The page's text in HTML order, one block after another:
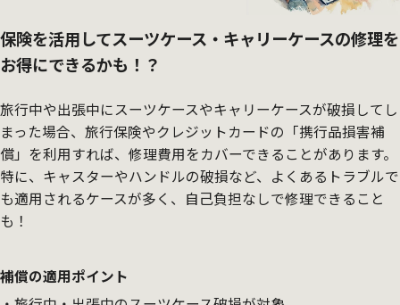
保険を活用してスーツケース・キャリーケースの修理を
お得にできるかも！？
旅行中や出張中にスーツケースやキャリーケースが破損してし
まった場合、旅行保険やクレジットカードの「携行品損害補
償」を利用すれば、修理費用をカバーできることがあります。
特に、キャスターやハンドルの破損など、よくあるトラブルで
も適用されるケースが多く、自己負担なしで修理できること
も！
補償の適用ポイント